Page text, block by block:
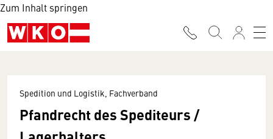
Zum Inhalt springen
Spedition und Logistik, Fachverband
Pfandrecht des Spediteurs /